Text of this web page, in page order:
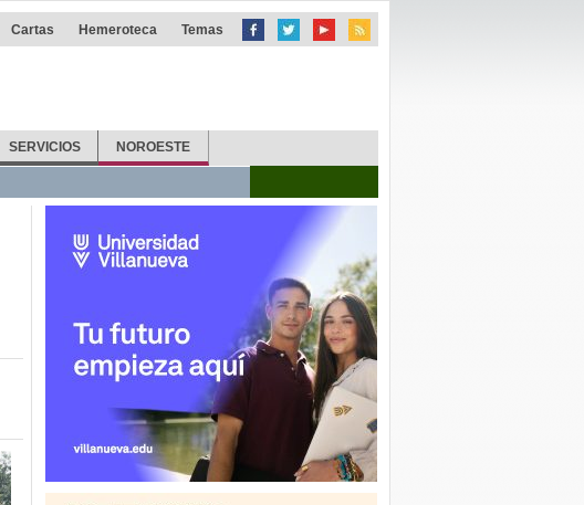
Cartas Hemeroteca Temas
SERVICIOS NOROESTE